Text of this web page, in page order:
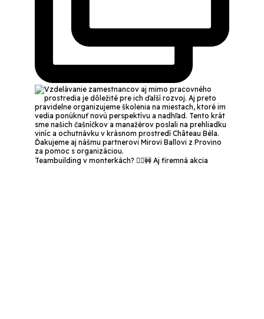
Teambuilding v monterkách? 👷‍♂️🚧 Aj firemná akcia